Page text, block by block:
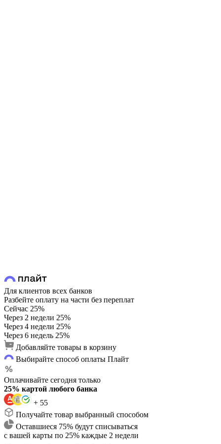
Для клиентов всех банков
Разбейте оплату на части без переплат
Сейчас 25%
Через 2 недели 25%
Через 4 недели 25%
Через 6 недель 25%
Добавляйте товары в корзину
Выбирайте способ оплаты Плайт
Оплачивайте сегодня только
25% картой любого банка
+ 55
Получайте товар выбранный способом
Оставшиеся 75% будут списываться
с вашей карты по 25% каждые 2 недели